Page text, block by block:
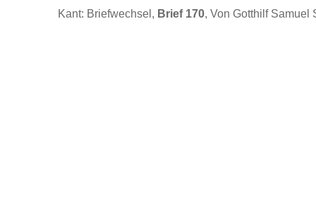
Kant: Briefwechsel, Brief 170, Von Gotthilf Samuel